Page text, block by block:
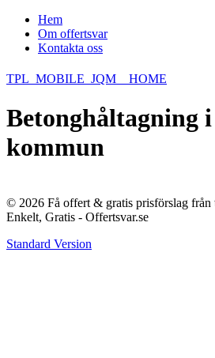
Hem
Om offertsvar
Kontakta oss
TPL_MOBILE_JQM__HOME
Betonghåltagning
kommun
© 2026 Få offert & gratis prisförslag från
Enkelt, Gratis - Offertsvar.se
Standard Version